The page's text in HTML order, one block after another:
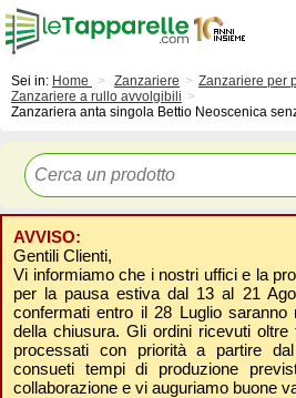
Sei in: Home Zanzariere
Zanzariere per
Zanzariere a rullo avvolgibili
Zanzariera anta singola Bettio Neoscenica
AVVISO:
Gentili Clienti,
Vi informiamo che i nostri uffici e la
per la pausa estiva dal 13 al 21
confermati entro il 28 Luglio saranno
della chiusura. Gli ordini ricevuti
processati con priorità a partire
consueti tempi di produzione
collaborazione e vi auguriamo buone